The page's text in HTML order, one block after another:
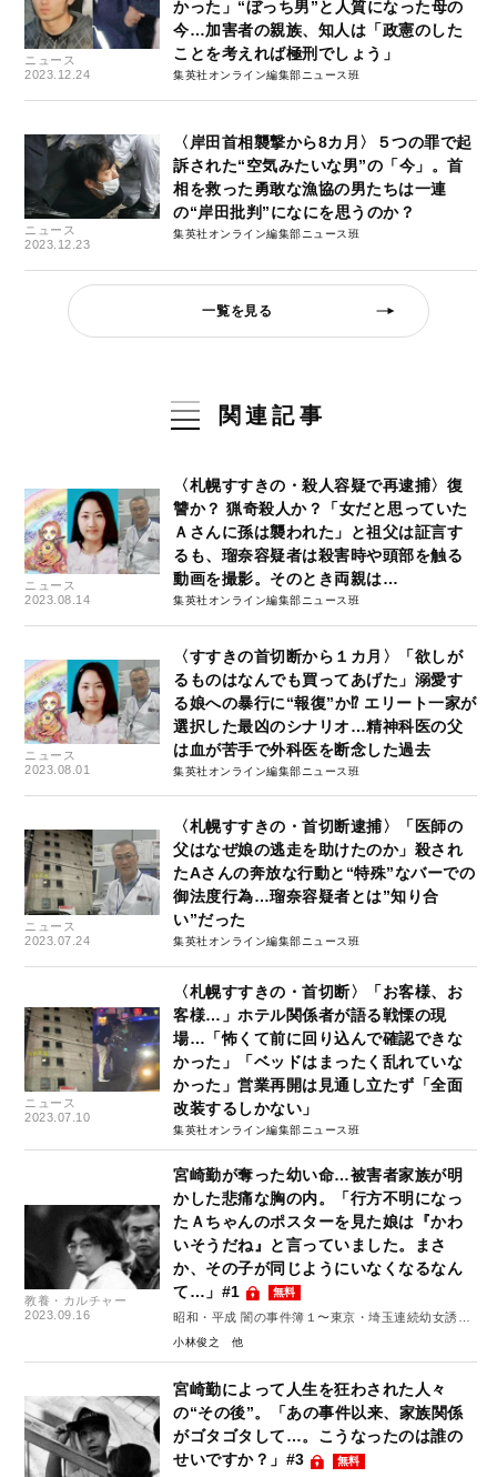
ニュース
2023.12.24
かった」“ぼっち男”と人質になった母の
今…加害者の親族、知人は「政憲のした
ことを考えれば極刑でしょう」
集英社オンライン編集部ニュース班
ニュース
2023.12.23
〈岸田首相襲撃から8カ月〉５つの罪で起
訴された“空気みたいな男”の「今」。首
相を救った勇敢な漁協の男たちは一連
の“岸田批判”になにを思うのか？
集英社オンライン編集部ニュース班
一覧を見る
関連記事
ニュース
2023.08.14
〈札幌すすきの・殺人容疑で再逮捕〉復
讐か？ 猟奇殺人か？「女だと思っていた
Ａさんに孫は襲われた」と祖父は証言す
るも、瑠奈容疑者は殺害時や頭部を触る
動画を撮影。そのとき両親は…
集英社オンライン編集部ニュース班
ニュース
2023.08.01
〈すすきの首切断から１カ月〉「欲しが
るものはなんでも買ってあげた」溺愛す
る娘への暴行に“報復”か⁉ エリート一家が
選択した最凶のシナリオ…精神科医の父
は血が苦手で外科医を断念した過去
集英社オンライン編集部ニュース班
ニュース
2023.07.24
〈札幌すすきの・首切断逮捕〉「医師の
父はなぜ娘の逃走を助けたのか」殺され
たAさんの奔放な行動と“特殊”なバーでの
御法度行為…瑠奈容疑者とは”知り合
い”だった
集英社オンライン編集部ニュース班
ニュース
2023.07.10
〈札幌すすきの・首切断〉「お客様、お
客様…」ホテル関係者が語る戦慄の現
場…「怖くて前に回り込んで確認できな
かった」「ベッドはまったく乱れていな
かった」営業再開は見通し立たず「全面
改装するしかない」
集英社オンライン編集部ニュース班
教養・カルチャー
2023.09.16
宮崎勤が奪った幼い命…被害者家族が明
かした悲痛な胸の内。「行方不明になっ
たＡちゃんのポスターを見た娘は『かわ
いそうだね』と言っていました。まさ
か、その子が同じようにいなくなるなん
て…」#1
無料
昭和・平成 闇の事件簿１〜東京・埼玉連続幼女誘拐
殺人事件発生から35年～
小林俊之
宮崎勤によって人生を狂わされた人々
の“その後”。「あの事件以来、家族関係
がゴタゴタして…。こうなったのは誰の
せいですか？」#3
無料